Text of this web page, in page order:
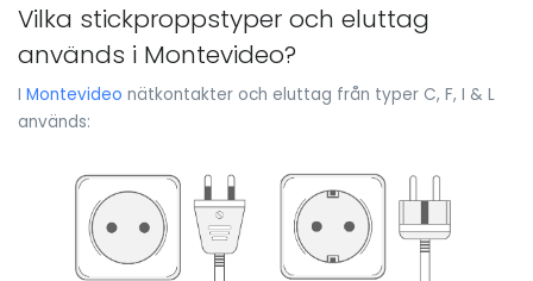
Vilka stickproppstyper och eluttag
används i Montevideo?
I Montevideo nätkontakter och eluttag från typer C, F, I & L
används: